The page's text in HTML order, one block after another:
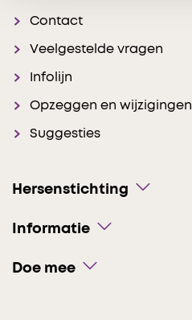
Contact
Veelgestelde vragen
Infolijn
Opzeggen en wijzigingen
Suggesties
Hersenstichting
Informatie
Doe mee